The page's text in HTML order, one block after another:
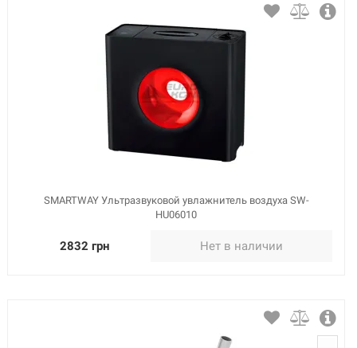
SMARTWAY Ультразвуковой увлажнитель воздуха SW-
HU06010
2832 грн Нет в наличии